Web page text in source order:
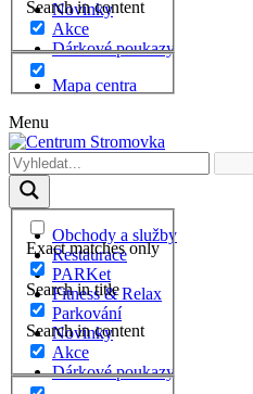
Search in content
Novinky
Akce
Dárkové poukazy
Mapa centra
Menu
Exact matches only
Search in title
Search in content
Obchody a služby
Restaurace
PARKet
Fitness & Relax
Parkování
Novinky
Akce
Dárkové poukazy